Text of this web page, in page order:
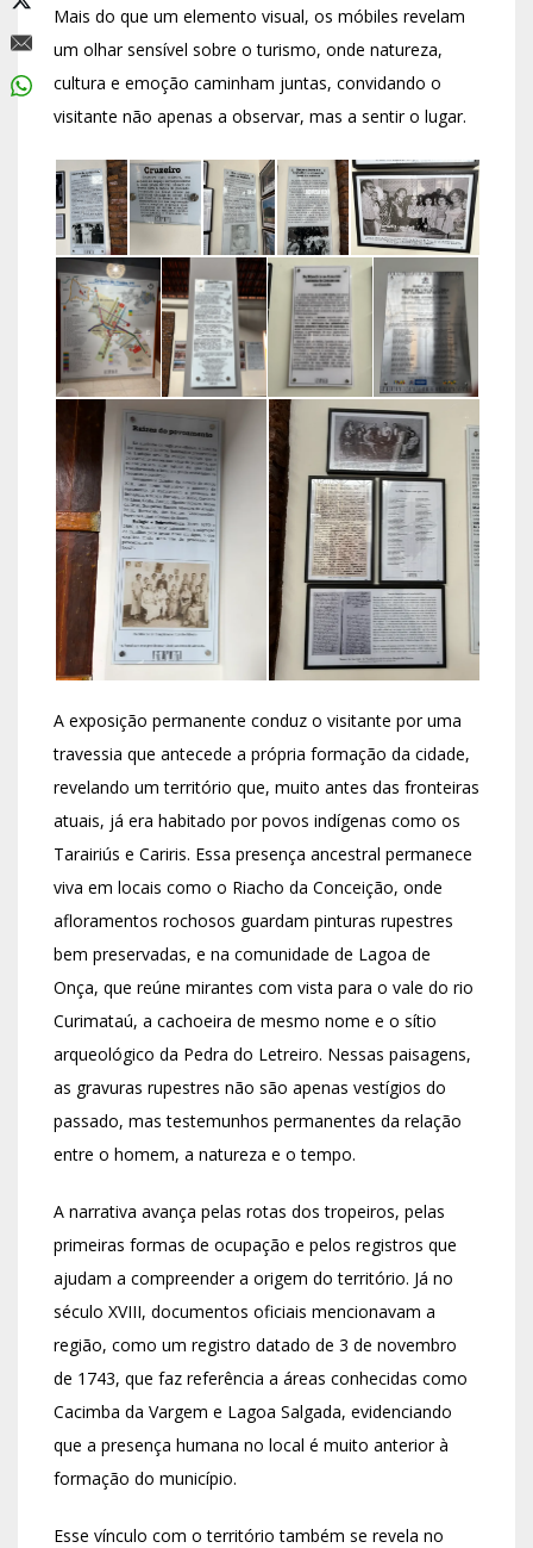
Mais do que um elemento visual, os móbiles revelam
um olhar sensível sobre o turismo, onde natureza,
cultura e emoção caminham juntas, convidando o
visitante não apenas a observar, mas a sentir o lugar.
A exposição permanente conduz o visitante por uma
travessia que antecede a própria formação da cidade,
revelando um território que, muito antes das fronteiras
atuais, já era habitado por povos indígenas como os
Tarairiús e Cariris. Essa presença ancestral permanece
viva em locais como o Riacho da Conceição, onde
afloramentos rochosos guardam pinturas rupestres
bem preservadas, e na comunidade de Lagoa de
Onça, que reúne mirantes com vista para o vale do rio
Curimataú, a cachoeira de mesmo nome e o sítio
arqueológico da Pedra do Letreiro. Nessas paisagens,
as gravuras rupestres não são apenas vestígios do
passado, mas testemunhos permanentes da relação
entre o homem, a natureza e o tempo.
A narrativa avança pelas rotas dos tropeiros, pelas
primeiras formas de ocupação e pelos registros que
ajudam a compreender a origem do território. Já no
século XVIII, documentos oficiais mencionavam a
região, como um registro datado de 3 de novembro
de 1743, que faz referência a áreas conhecidas como
Cacimba da Vargem e Lagoa Salgada, evidenciando
que a presença humana no local é muito anterior à
formação do município.
Esse vínculo com o território também se revela no